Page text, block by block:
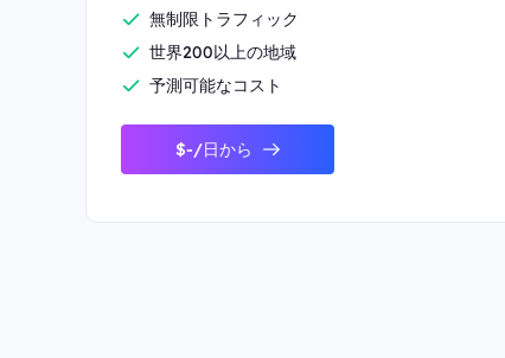
無制限トラフィック
世界200以上の地域
予測可能なコスト
$-/日から